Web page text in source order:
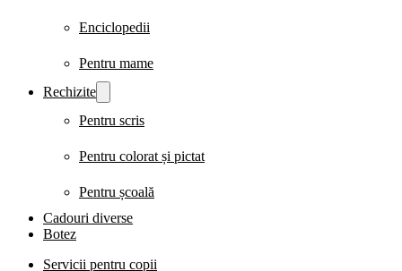
Enciclopedii
Pentru mame
Rechizite
Pentru scris
Pentru colorat și pictat
Pentru școală
Cadouri diverse
Botez
Servicii pentru copii